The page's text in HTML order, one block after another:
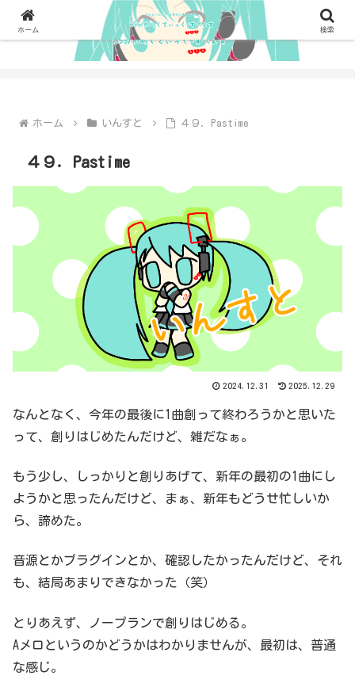
ホーム いんすと ４９．Pastime
４９．Pastime
2024.12.31 2025.12.29
なんとなく、今年の最後に1曲創って終わろうかと思いた
って、創りはじめたんだけど、雑だなぁ。
もう少し、しっかりと創りあげて、新年の最初の1曲にし
ようかと思ったんだけど、まぁ、新年もどうせ忙しいか
ら、諦めた。
音源とかプラグインとか、確認したかったんだけど、それ
も、結局あまりできなかった（笑）
とりあえず、ノープランで創りはじめる。
Aメロというのかどうかはわかりませんが、最初は、普通
な感じ。
ホーム 検索